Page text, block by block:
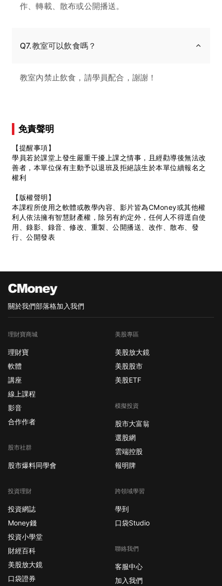
作、轉載、散布或公開播送。
Q7.教室可以飲食嗎？
教室內禁止飲食，請學員配合，謝謝！
免責聲明
【提醒事項】
學員若於課堂上發生嚴重干擾上課之情事，且經勸導後無法改
善者，本單位保有主動予以退班及拒絕該生於本單位續報名之
權利
【版權聲明】
本課程所使用之軟體或教學內容、影片皆為CMoney或其他權
利人依法擁有智慧財產權，除另有約定外，任何人不得逕自使
用、錄影、錄音、修改、重製、公開播送、改作、散布、發
行、公開發表
關於我們部落格加入我們
理財寶商城
理財寶
軟體
講座
線上課程
影音
合作作者
股市社群
股市爆料同學會
投資理財
投資網誌
Money錢
投資小學堂
財經百科
美股放大鏡
口袋證券
美股專區
美股放大鏡
美股股市
美股ETF
模擬投資
股市大富翁
選股網
雲端控股
報明牌
跨領域學習
學到
口袋Studio
聯絡我們
客服中心
加入我們